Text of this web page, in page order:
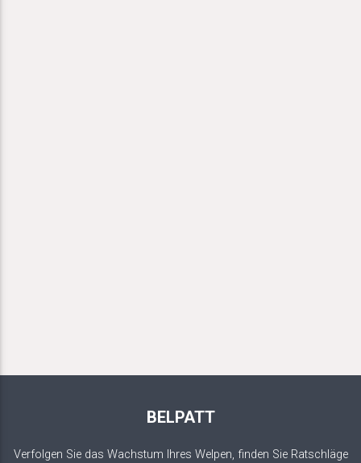
BELPATT
Verfolgen Sie das Wachstum Ihres Welpen, finden Sie Ratschläge